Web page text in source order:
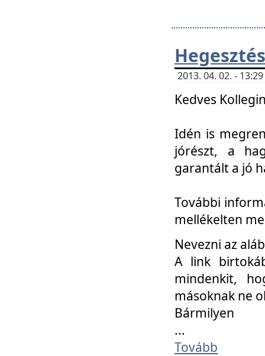
2013. 04. 02. -
Kedves
Idén is
jórészt, a
garantált a jó
További
mellékelten
Nevezni az
A link
mindenkit,
másoknak ne
Bármilyen
...
Tovább